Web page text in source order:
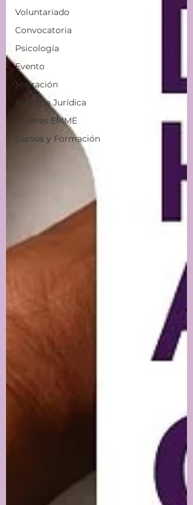
Voluntariado
Convocatoria
Psicología
Evento
Migración
Asesoría Jurídica
Mujeres EMME
Cursos y Formación